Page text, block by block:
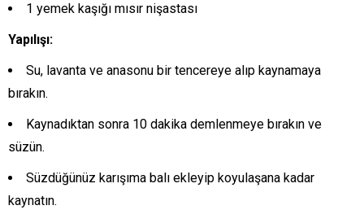
1 yemek kaşığı mısır nişastası
Yapılışı:
Su, lavanta ve anasonu bir tencereye alıp kaynamaya
bırakın.
Kaynadıktan sonra 10 dakika demlenmeye bırakın ve
süzün.
Süzdüğünüz karışıma balı ekleyip koyulaşana kadar
kaynatın.